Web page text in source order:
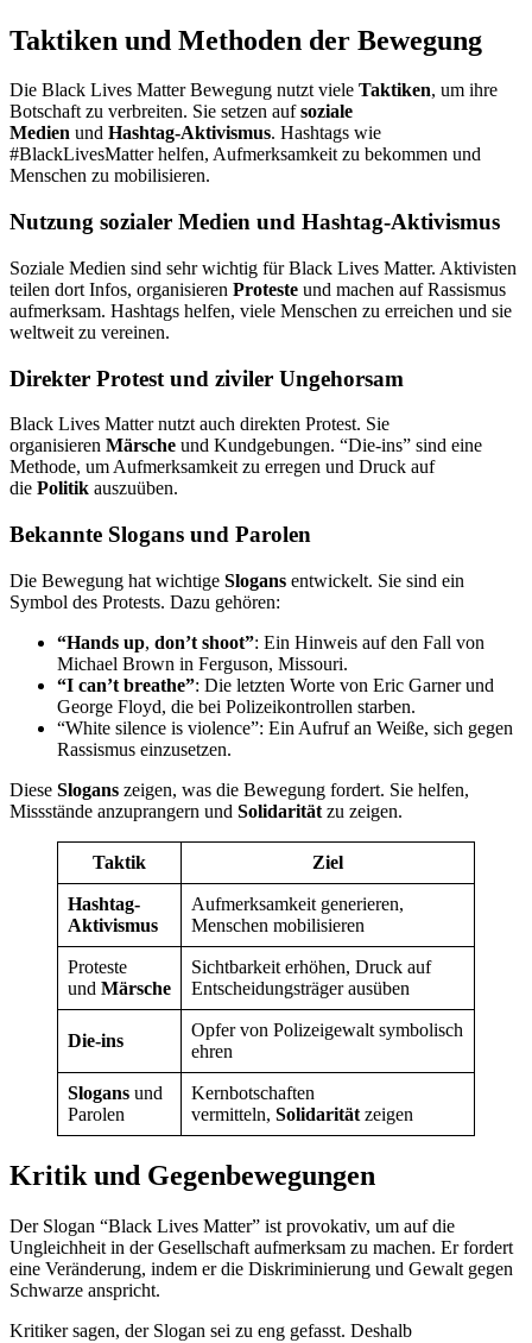
Taktiken und Methoden der Bewegung
Die Black Lives Matter Bewegung nutzt viele Taktiken, um ihre
Botschaft zu verbreiten. Sie setzen aufsoziale
Medien und Hashtag-Aktivismus. Hashtags wie
#BlackLivesMatter helfen, Aufmerksamkeit zu bekommen und
Menschen zu mobilisieren.
Nutzung sozialer Medien und Hashtag-Aktivismus
Soziale Medien sind sehr wichtig für Black Lives Matter. Aktivisten
teilen dort Infos, organisieren Proteste und machen auf Rassismus
aufmerksam. Hashtags helfen, viele Menschen zu erreichen und sie
weltweit zu vereinen.
Direkter Protest und ziviler Ungehorsam
Black Lives Matter nutzt auch direkten Protest. Sie
organisieren Märsche und Kundgebungen. “Die-ins” sind eine
Methode, um Aufmerksamkeit zu erregen und Druck auf
die Politik auszuüben.
Bekannte Slogans und Parolen
Die Bewegung hat wichtige Slogans entwickelt. Sie sind ein
Symbol des Protests. Dazu gehören:
“Hands up, don’t shoot”: Ein Hinweis auf den Fall von
Michael Brown in Ferguson, Missouri.
“I can’t breathe”: Die letzten Worte von Eric Garner und
George Floyd, die bei Polizeikontrollen starben.
“White silence is violence”: Ein Aufruf an Weiße, sich gegen
Rassismus einzusetzen.
Diese Slogans zeigen, was die Bewegung fordert. Sie helfen,
Missstände anzuprangern und Solidarität zu zeigen.
Taktik Ziel
Hashtag-
Aktivismus
Aufmerksamkeit generieren,
Menschen mobilisieren
Proteste
und Märsche
Sichtbarkeit erhöhen, Druck auf
Entscheidungsträger ausüben
Die-ins
Opfer von Polizeigewalt symbolisch
ehren
Slogans und
Parolen
Kernbotschaften
vermitteln, Solidarität zeigen
Kritik und Gegenbewegungen
Der Slogan “Black Lives Matter” ist provokativ, um auf die
Ungleichheit in der Gesellschaft aufmerksam zu machen. Er fordert
eine Veränderung, indem er die Diskriminierung und Gewalt gegen
Schwarze anspricht.
Kritiker sagen, der Slogan sei zu eng gefasst. Deshalb